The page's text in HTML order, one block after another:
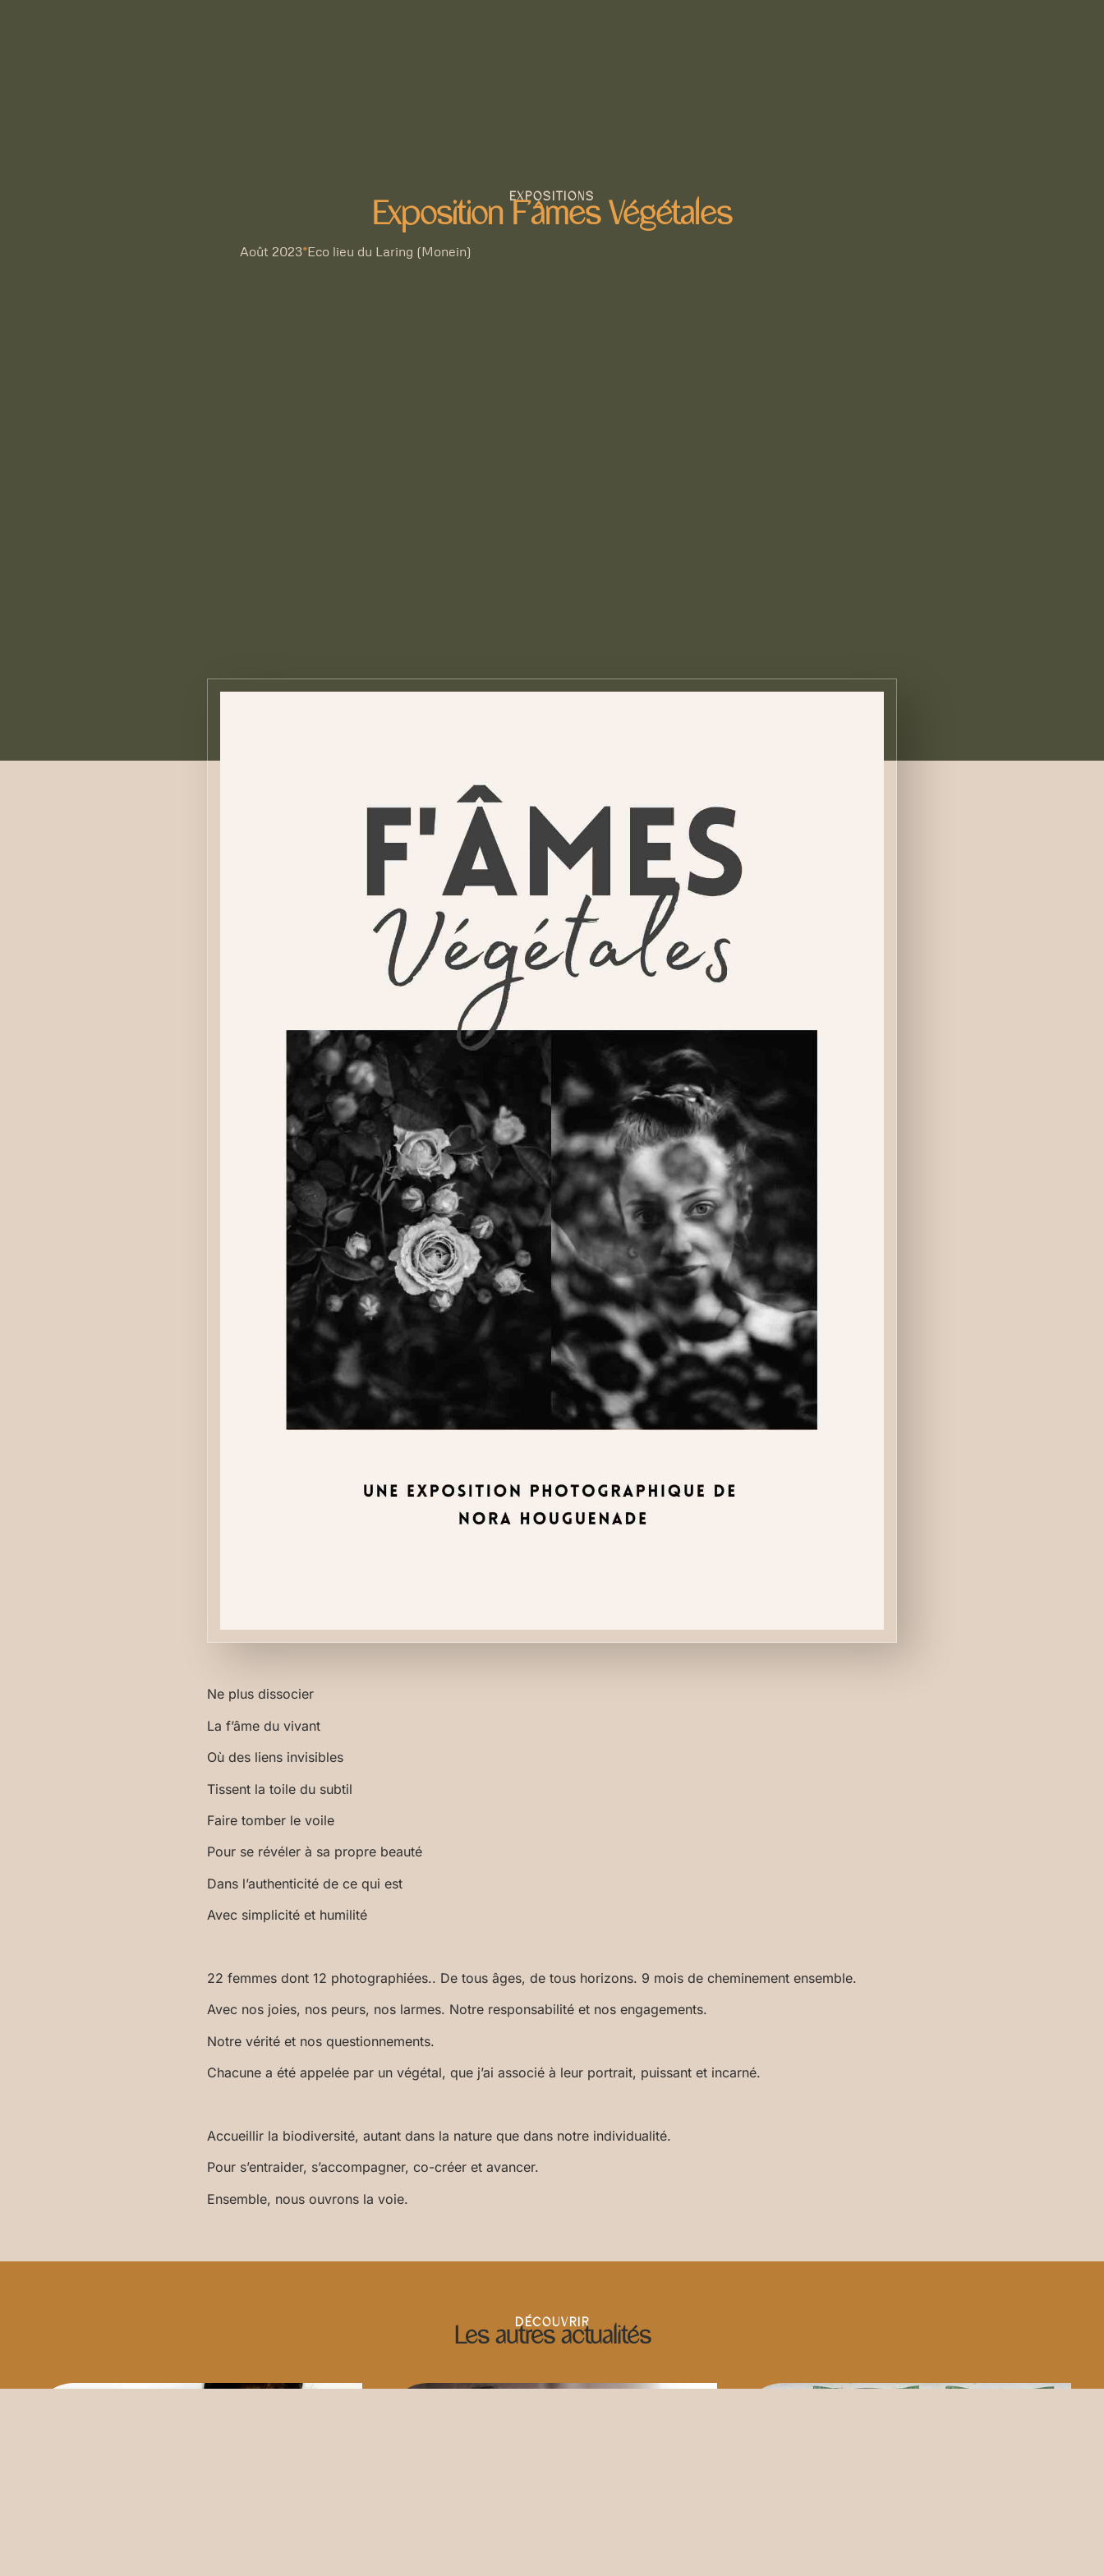
EXPOSITIONS
Exposition F’âmes Végétales
Août 2023•Eco lieu du Laring (Monein)
Ne plus dissocier
La f’âme du vivant
Où des liens invisibles
Tissent la toile du subtil
Faire tomber le voile
Pour se révéler à sa propre beauté
Dans l’authenticité de ce qui est
Avec simplicité et humilité
22 femmes dont 12 photographiées.. De tous âges, de tous horizons. 9 mois de cheminement ensemble.
Avec nos joies, nos peurs, nos larmes. Notre responsabilité et nos engagements.
Notre vérité et nos questionnements.
Chacune a été appelée par un végétal, que j’ai associé à leur portrait, puissant et incarné.
Accueillir la biodiversité, autant dans la nature que dans notre individualité.
Pour s’entraider, s’accompagner, co-créer et avancer.
Ensemble, nous ouvrons la voie.
DÉCOUVRIR
Les autres actualités